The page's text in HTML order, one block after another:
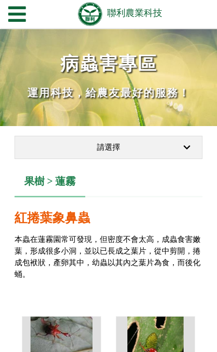
病蟲害專區
運用科技，給農友最好的服務！
請選擇
果樹 > 蓮霧
紅捲葉象鼻蟲
本蟲在蓮霧園常可發現，但密度不會太高，成蟲食害嫩
葉，形成很多小洞，並以已長成之葉片，從中剪開，捲
成包袱狀，產卵其中，幼蟲以其內之葉片為食，而後化
蛹。